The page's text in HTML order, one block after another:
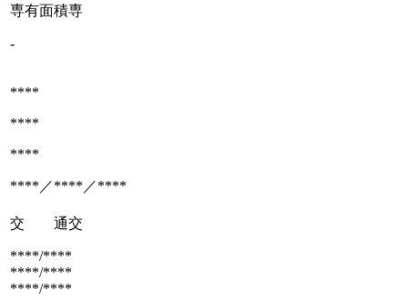
専有面積専
-
****
****
****
****／****／****
交 通交
****/****
****/****
****/****